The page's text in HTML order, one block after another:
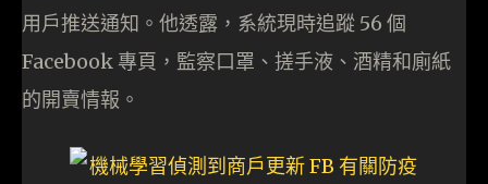
用戶推送通知。他透露，系統現時追蹤 56 個
Facebook 專頁，監察口罩、搓手液、酒精和廁紙
的開賣情報。